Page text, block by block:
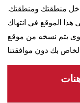
منطقتك ومنطقتك.
هذا الموقع في انتهاك
يتم نسخه من موقع